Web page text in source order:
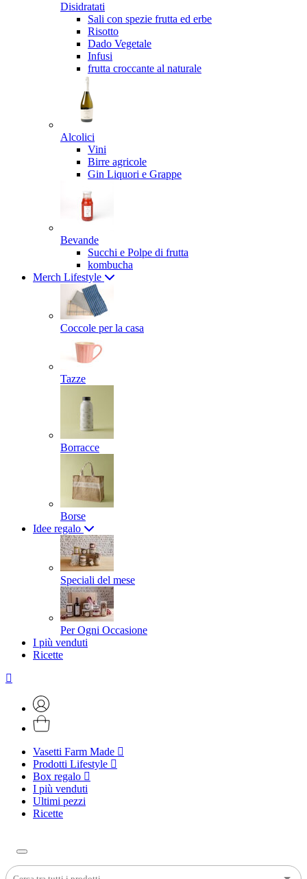
Disidratati
Sali con spezie frutta ed erbe
Risotto
Dado Vegetale
Infusi
frutta croccante al naturale
Alcolici
Vini
Birre agricole
Gin Liquori e Grappe
Bevande
Succhi e Polpe di frutta
kombucha
Merch Lifestyle
Coccole per la casa
Tazze
Borracce
Borse
Idee regalo
Speciali del mese
Per Ogni Occasione
I più venduti
Ricette
Vasetti Farm Made
Prodotti Lifestyle
Box regalo
I più venduti
Ultimi pezzi
Ricette